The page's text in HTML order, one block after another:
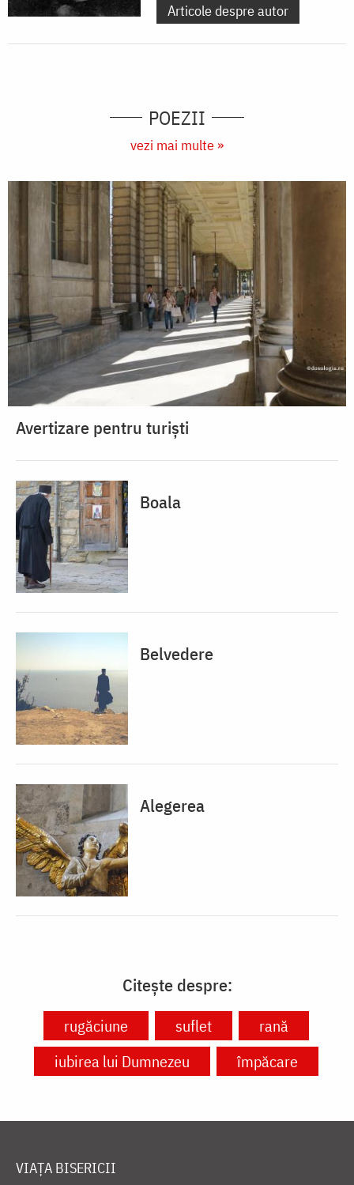
Articole despre autor
POEZII
vezi mai multe »
Avertizare pentru turiști
Boala
Belvedere
Alegerea
Citește despre:
rugăciune suflet
rană
iubirea lui Dumnezeu
împăcare
VIAȚA BISERICII